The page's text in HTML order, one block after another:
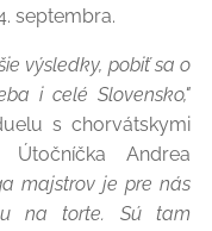
septembra.
výsledky, pobiť sa o
i celé Slovensko,"
s chorvátskymi
Útočníčka Andrea
majstrov je pre nás
na torte. Sú tam